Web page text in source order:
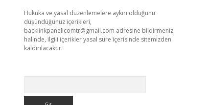
Hukuka ve yasal düzenlemelere aykırı olduğunu
düşündüğünüz içerikleri,
backlinkpanelicomtr@gmail.com adresine bildirmeniz
halinde, ilgili içerikler yasal süre içerisinde sitemizden
kaldırılacaktır.